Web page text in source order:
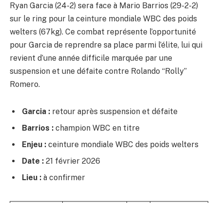
Ryan Garcia (24-2) sera face à Mario Barrios (29-2-2)
sur le ring pour la ceinture mondiale WBC des poids
welters (67kg). Ce combat représente l’opportunité
pour Garcia de reprendre sa place parmi l’élite, lui qui
revient d’une année difficile marquée par une
suspension et une défaite contre Rolando “Rolly”
Romero.
Garcia : retour après suspension et défaite
Barrios : champion WBC en titre
Enjeu : ceinture mondiale WBC des poids welters
Date : 21 février 2026
Lieu : à confirmer